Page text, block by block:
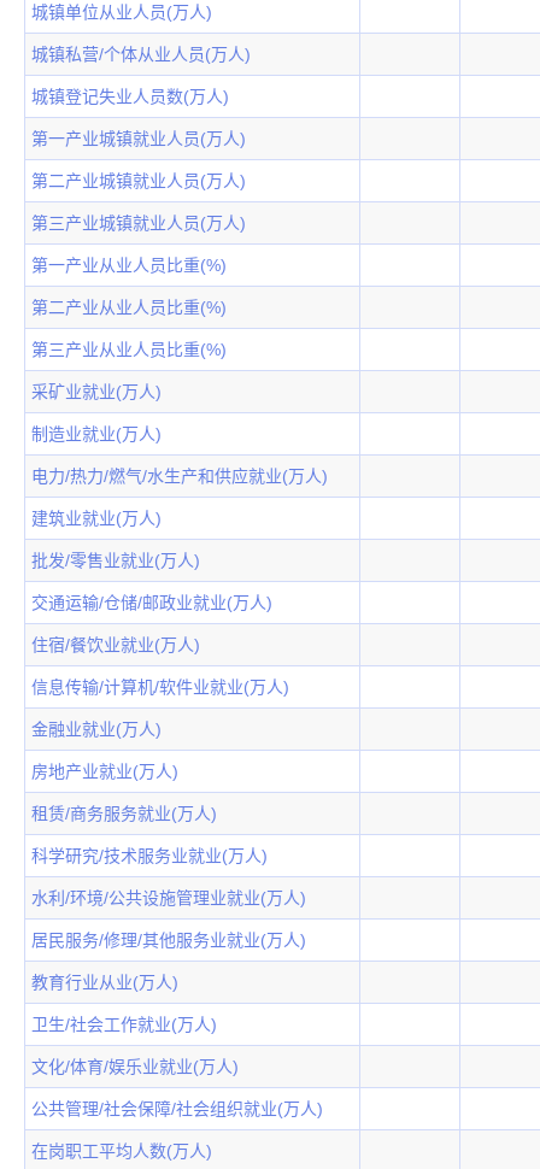
城镇单位从业人员(万人)
城镇私营/个体从业人员(万人)
城镇登记失业人员数(万人)
第一产业城镇就业人员(万人)
第二产业城镇就业人员(万人)
第三产业城镇就业人员(万人)
第一产业从业人员比重(%)
第二产业从业人员比重(%)
第三产业从业人员比重(%)
采矿业就业(万人)
制造业就业(万人)
电力/热力/燃气/水生产和供应就业(万人)
建筑业就业(万人)
批发/零售业就业(万人)
交通运输/仓储/邮政业就业(万人)
住宿/餐饮业就业(万人)
信息传输/计算机/软件业就业(万人)
金融业就业(万人)
房地产业就业(万人)
租赁/商务服务就业(万人)
科学研究/技术服务业就业(万人)
水利/环境/公共设施管理业就业(万人)
居民服务/修理/其他服务业就业(万人)
教育行业从业(万人)
卫生/社会工作就业(万人)
文化/体育/娱乐业就业(万人)
公共管理/社会保障/社会组织就业(万人)
在岗职工平均人数(万人)